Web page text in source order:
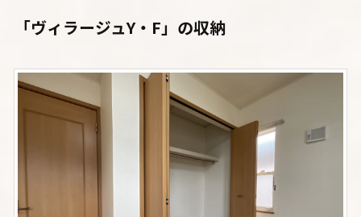
「ヴィラージュY・F」の収納